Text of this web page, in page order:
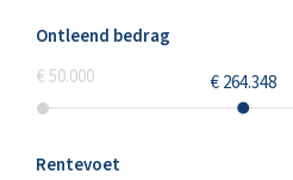
Ontleend bedrag
€ 50.000
€ 264.348
Rentevoet